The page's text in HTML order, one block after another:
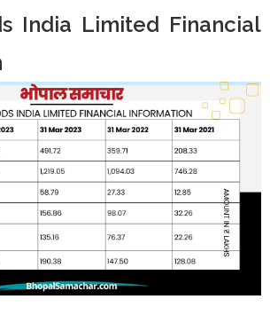
India Limited Financial